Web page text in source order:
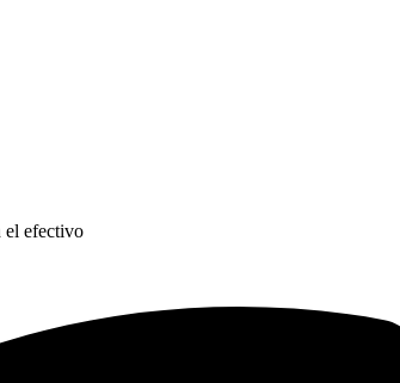
el efectivo